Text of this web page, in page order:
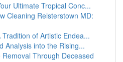
Ultimate Tropical Conc...
Cleaning Reisterstown MD:
Tradition of Artistic Endea...
Analysis into the Rising...
Through Deceased